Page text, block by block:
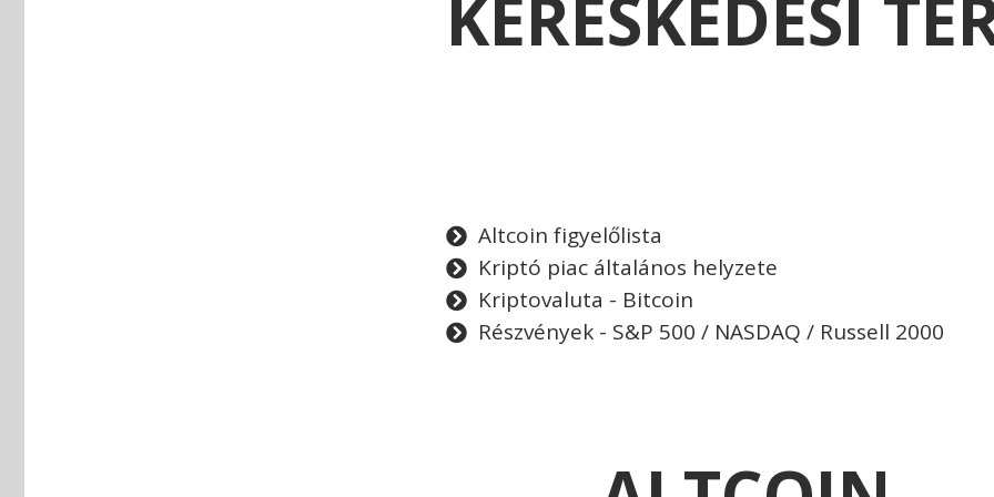
KERESKEDÉSI
Altcoin figyelőlista
Kriptó piac általános helyzete
Kriptovaluta - Bitcoin
Részvények - S&P 500 / NASDAQ / Russell 2000